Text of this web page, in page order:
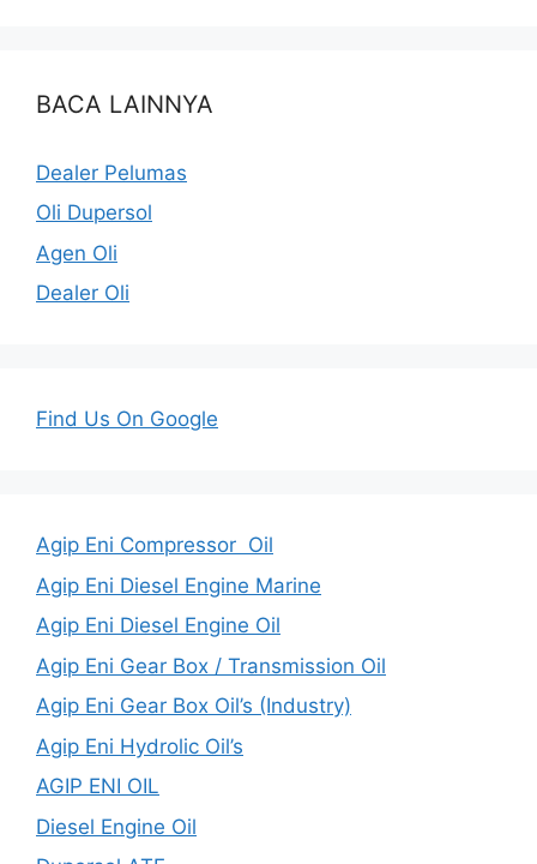
BACA LAINNYA
Dealer Pelumas
Oli Dupersol
Agen Oli
Dealer Oli
Find Us On Google
Agip Eni Compressor Oil
Agip Eni Diesel Engine Marine
Agip Eni Diesel Engine Oil
Agip Eni Gear Box / Transmission Oil
Agip Eni Gear Box Oil’s (Industry)
Agip Eni Hydrolic Oil’s
AGIP ENI OIL
Diesel Engine Oil